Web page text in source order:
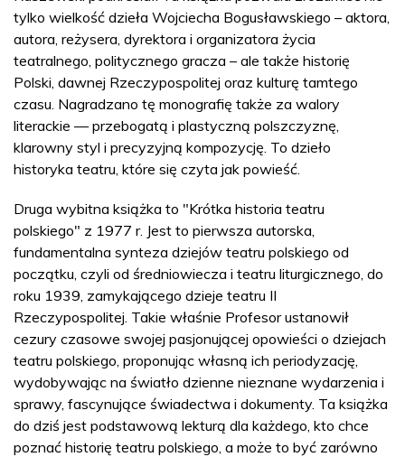
tylko wielkość dzieła Wojciecha Bogusławskiego – aktora,
autora, reżysera, dyrektora i organizatora życia
teatralnego, politycznego gracza – ale także historię
Polski, dawnej Rzeczypospolitej oraz kulturę tamtego
czasu. Nagradzano tę monografię także za walory
literackie — przebogatą i plastyczną polszczyznę,
klarowny styl i precyzyjną kompozycję. To dzieło
historyka teatru, które się czyta jak powieść.
Druga wybitna książka to "Krótka historia teatru
polskiego" z 1977 r. Jest to pierwsza autorska,
fundamentalna synteza dziejów teatru polskiego od
początku, czyli od średniowiecza i teatru liturgicznego, do
roku 1939, zamykającego dzieje teatru II
Rzeczypospolitej. Takie właśnie Profesor ustanowił
cezury czasowe swojej pasjonującej opowieści o dziejach
teatru polskiego, proponując własną ich periodyzację,
wydobywając na światło dzienne nieznane wydarzenia i
sprawy, fascynujące świadectwa i dokumenty. Ta książka
do dziś jest podstawową lekturą dla każdego, kto chce
poznać historię teatru polskiego, a może to być zarówno